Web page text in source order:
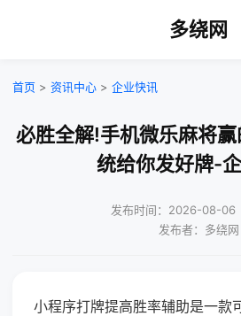
多绕网
首页 > 资讯中心 > 企业快讯
必胜全解!手机微乐麻将
统给你发好牌-
发布时间：2026-08-06
发布者：多绕网
小程序打牌提高胜率辅助是一款